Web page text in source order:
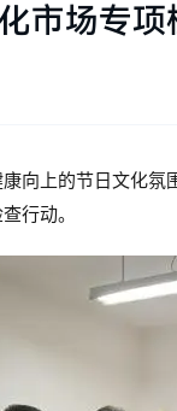
市场专
向上的节日文化
行动。